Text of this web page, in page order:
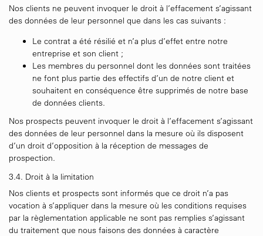
Nos clients ne peuvent invoquer le droit à l’effacement s’agissant
des données de leur personnel que dans les cas suivants :
Le contrat a été résilié et n’a plus d’effet entre notre
entreprise et son client ;
Les membres du personnel dont les données sont traitées
ne font plus partie des effectifs d’un de notre client et
souhaitent en conséquence être supprimés de notre base
de données clients.
Nos prospects peuvent invoquer le droit à l’effacement s’agissant
des données de leur personnel dans la mesure où ils disposent
d’un droit d’opposition à la réception de messages de
prospection.
3.4. Droit à la limitation
Nos clients et prospects sont informés que ce droit n’a pas
vocation à s’appliquer dans la mesure où les conditions requises
par la règlementation applicable ne sont pas remplies s’agissant
du traitement que nous faisons des données à caractère